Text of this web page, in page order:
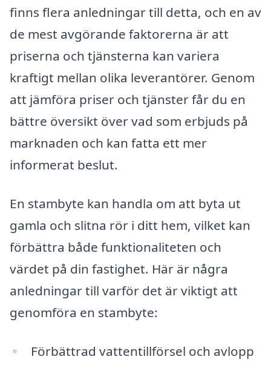
finns flera anledningar till detta, och en av
de mest avgörande faktorerna är att
priserna och tjänsterna kan variera
kraftigt mellan olika leverantörer. Genom
att jämföra priser och tjänster får du en
bättre översikt över vad som erbjuds på
marknaden och kan fatta ett mer
informerat beslut.
En stambyte kan handla om att byta ut
gamla och slitna rör i ditt hem, vilket kan
förbättra både funktionaliteten och
värdet på din fastighet. Här är några
anledningar till varför det är viktigt att
genomföra en stambyte:
Förbättrad vattentillförsel och avlopp